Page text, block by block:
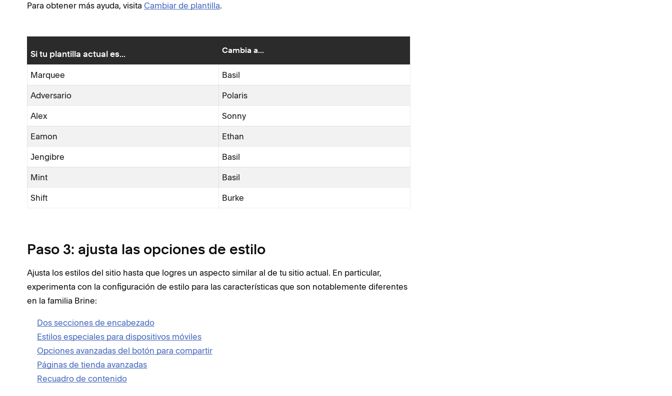
Para obtener más ayuda, visita Cambiar de plantilla.
Si tu plantilla actual es... Cambia a...
Marquee Basil
Adversario Polaris
Alex Sonny
Eamon Ethan
Jengibre Basil
Mint Basil
Shift Burke
Paso 3: ajusta las opciones de estilo
Ajusta los estilos del sitio hasta que logres un aspecto similar al de tu sitio actual. En particular,
experimenta con la configuración de estilo para las características que son notablemente diferentes
en la familia Brine:
Dos secciones de encabezado
Estilos especiales para dispositivos móviles
Opciones avanzadas del botón para compartir
Páginas de tienda avanzadas
Recuadro de contenido